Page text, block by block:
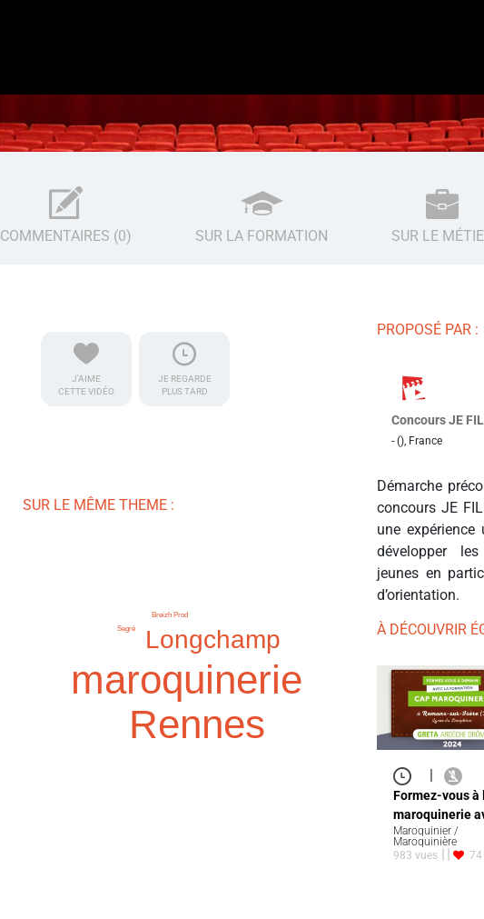
COMMENTAIRES (0) SUR LA FORMATION SUR LE
J'AIME
CETTE VIDÉO
JE REGARDE
PLUS TARD
SUR LE MÊME THEME :
maroquinerie
Rennes
Longchamp
Breizh Prod
Segré
PROPOSÉ PAR :
Concours JE
- (), France
Démarche
concours JE
une
développer
jeunes en
d’orientation.
À DÉCOUVRIR
Formez-vous à
maroquinerie
Maroquinier /
Maroquinière
983 vues
74